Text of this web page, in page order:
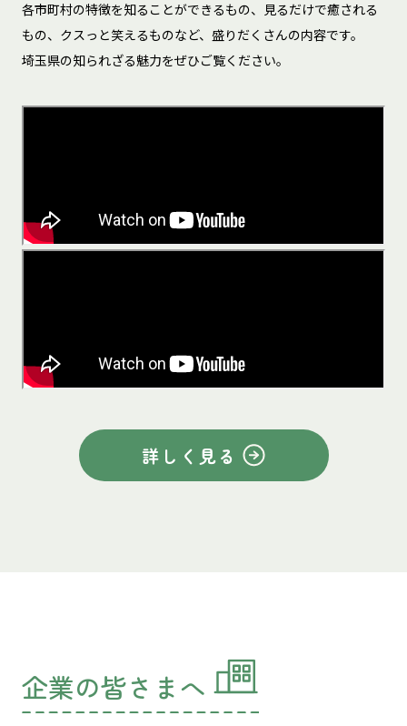
各市町村の特徴を知ることができるもの、見るだけで癒される
もの、 クスっと笑えるものなど、盛りだくさんの内容です。
埼玉県の知られざる魅力をぜひご覧ください。
詳しく見る
企業の皆さまへ